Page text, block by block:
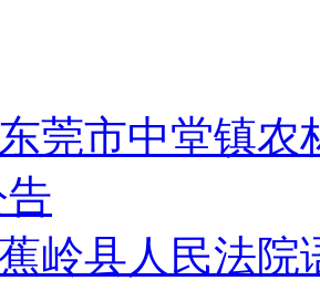
东莞市中堂镇农
岭县人民法院